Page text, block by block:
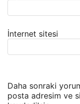
İnternet sitesi
Daha sonraki
posta adresim ve